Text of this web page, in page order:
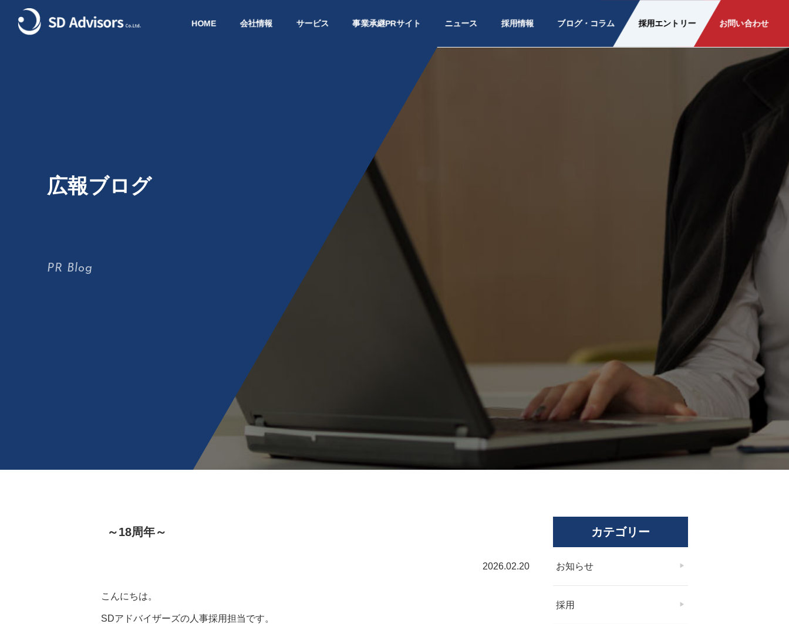
HOME 会社情報 サービス 事業承継PRサイト ニュース 採用情報 ブログ・コラム 採用エントリー お問い合わせ
広報ブログ
PR Blog
～18周年～
2026.02.20
こんにちは。
SDアドバイザーズの人事採用担当です。
カテゴリー
お知らせ
採用